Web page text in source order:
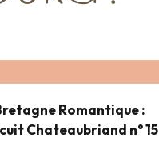
Romantique :
Chateaubriand n° 15